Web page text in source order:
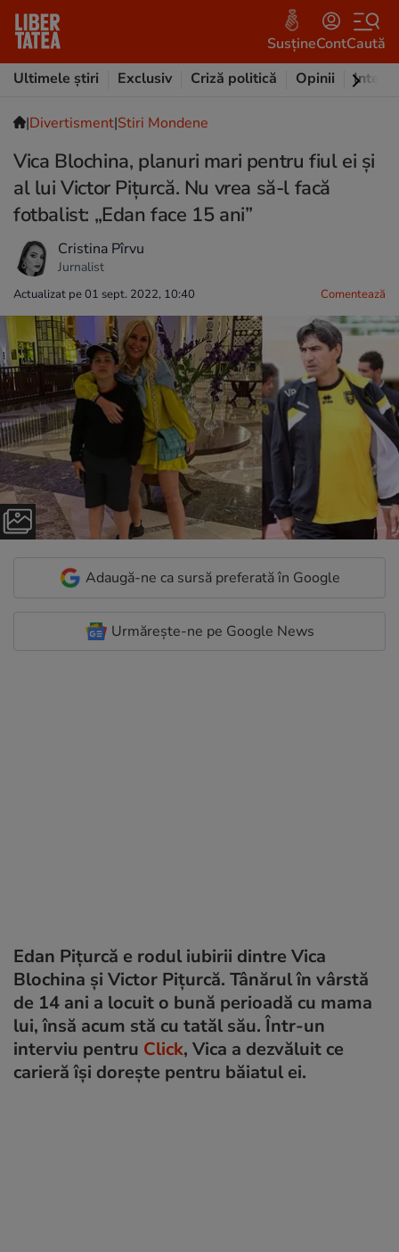
SusțineContCaută
Ultimele știri
Exclusiv Criză politică Opinii
|Divertisment|Stiri Mondene
Vica Blochina, planuri mari pentru fiul ei și
al lui Victor Pițurcă. Nu vrea să-l facă
fotbalist: „Edan face 15 ani”
Cristina Pîrvu
Jurnalist
Actualizat pe 01 sept. 2022, 10:40 Comentează
Adaugă-ne ca sursă preferată în Google
Urmărește-ne pe Google News
Edan Pițurcă e rodul iubirii dintre Vica
Blochina și Victor Pițurcă. Tânărul în vârstă
de 14 ani a locuit o bună perioadă cu mama
lui, însă acum stă cu tatăl său. Într-un
interviu pentru Click, Vica a dezvăluit ce
carieră își dorește pentru băiatul ei.